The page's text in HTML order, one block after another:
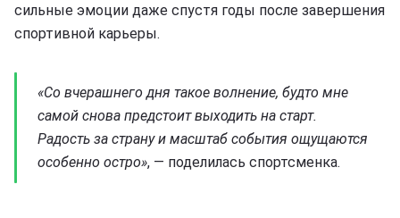
сильные эмоции даже спустя годы после завершения
спортивной карьеры.
«Со вчерашнего дня такое волнение, будто мне
самой снова предстоит выходить на старт.
Радость за страну и масштаб события ощущаются
особенно остро», — поделилась спортсменка.